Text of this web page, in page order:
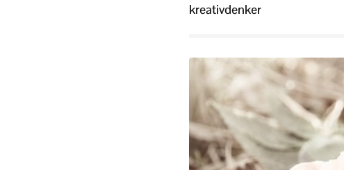
kreativdenker